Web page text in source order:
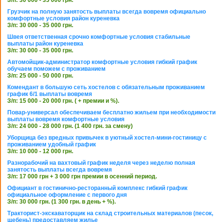
Грузчик на полную занятость выплаты всегда вовремя официально
комфортные условия район куреневка
З/п: 30 000 - 35 000 грн.
Швея ответственная срочно комфортные условия стабильные
выплаты район куреневка
З/п: 30 000 - 35 000 грн.
Автомойщик-администратор комфортные условия гибкий график
обучаем поможем с проживанием
З/п: 25 000 - 50 000 грн.
Комендант в большую сеть хостелов с обязательным проживанием
график 6/1 выплаты вовремя
З/п: 15 000 - 20 000 грн. ( + премии и %).
Повар-универсал обеспечиваем бесплатно жильем при необходимости
выплаты вовремя комфортные условия
З/п: 24 000 - 28 000 грн. (1 400 грн. за смену)
Уборщица без вредных привычек в уютный хостел-мини-гостиницу с
проживанием удобный график
З/п: 10 000 - 12 000 грн.
Разнорабочий на вахтовый график неделя через неделю полная
занятость выплаты всегда вовремя
З/п: 17 000 грн + 3 000 грн премии в осенний период.
Официант в гостинично-ресторанный комплекс гибкий график
официальное оформление с первого дня
З/п: 30 000 грн. (1 300 грн. в день + %).
Тракторист-экскаваторщик на склад строительных материалов (песок,
щебень) предоставляем жилье